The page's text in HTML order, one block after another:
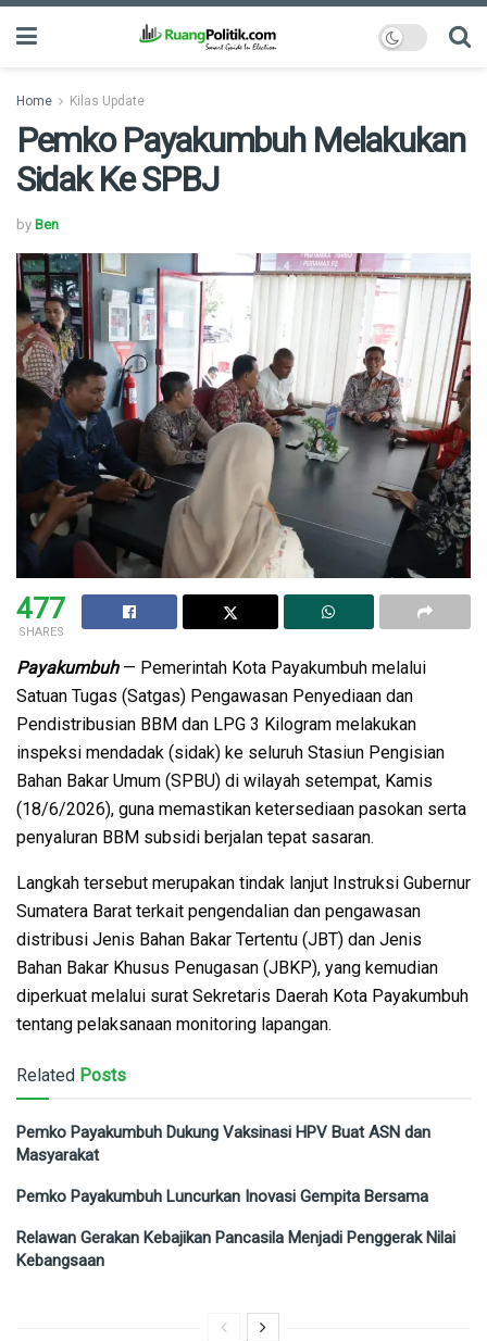
Home Kilas Update
Pemko Payakumbuh Melakukan
Sidak Ke SPBJ
by Ben
477
SHARES
Payakumbuh— Pemerintah Kota Payakumbuh melalui
Satuan Tugas (Satgas) Pengawasan Penyediaan dan
Pendistribusian BBM dan LPG 3 Kilogram melakukan
inspeksi mendadak (sidak) ke seluruh Stasiun Pengisian
Bahan Bakar Umum (SPBU) di wilayah setempat, Kamis
(18/6/2026), guna memastikan ketersediaan pasokan serta
penyaluran BBM subsidi berjalan tepat sasaran.
Langkah tersebut merupakan tindak lanjut Instruksi Gubernur
Sumatera Barat terkait pengendalian dan pengawasan
distribusi Jenis Bahan Bakar Tertentu (JBT) dan Jenis
Bahan Bakar Khusus Penugasan (JBKP), yang kemudian
diperkuat melalui surat Sekretaris Daerah Kota Payakumbuh
tentang pelaksanaan monitoring lapangan.
Related Posts
Pemko Payakumbuh Dukung Vaksinasi HPV Buat ASN dan
Masyarakat
Pemko Payakumbuh Luncurkan Inovasi Gempita Bersama
Relawan Gerakan Kebajikan Pancasila Menjadi Penggerak Nilai
Kebangsaan